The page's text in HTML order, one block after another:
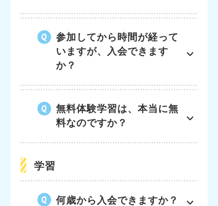
参加してから時間が経って
いますが、入会できます
か？
無料体験学習は、本当に無
料なのですか？
学習
何歳から入会できますか？